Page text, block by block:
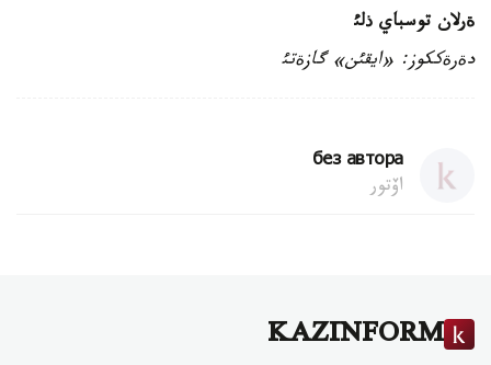
ةرلان توسباي ذلئ
دةرةككوز: «ايقئن» گازةتئ
без автора
اۆتور
KAZINFORM